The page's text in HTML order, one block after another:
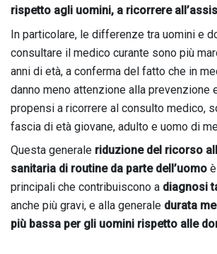
rispetto agli uomini, a ricorrere
In particolare, le differenze tra uomini e
consultare il medico curante sono più
anni di età, a conferma del fatto che in
danno meno attenzione alla prevenzione
propensi a ricorrere al consulto medico,
fascia di età giovane, adulto e uomo di
Questa generale riduzione del ricorso
sanitaria di routine da parte dell’uomo
principali che contribuiscono a diagnosi
anche più gravi, e alla generale durata
più bassa per gli uomini rispetto alle